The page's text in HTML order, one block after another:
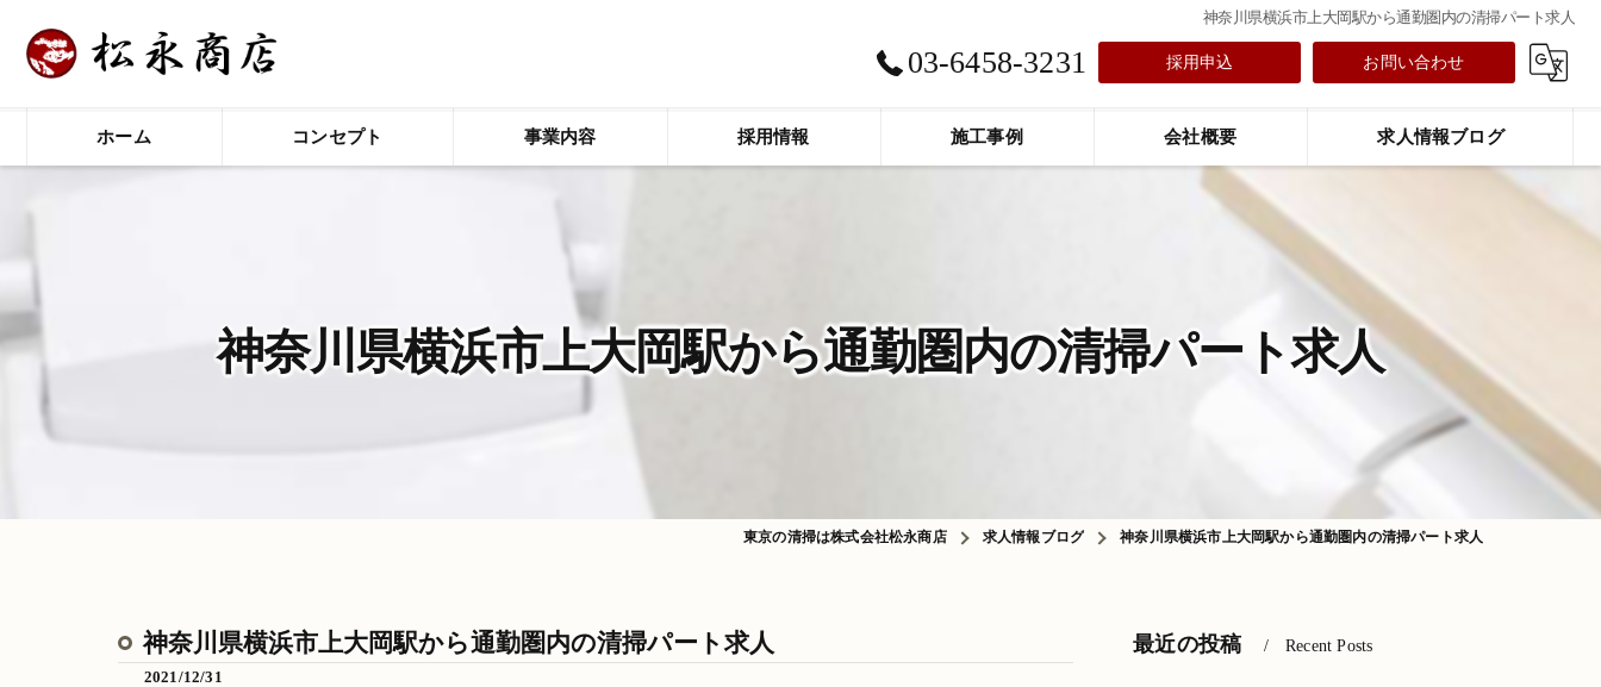
神奈川県横浜市上大岡駅から通勤圏内の清掃パート求人
03-6458-3231 採用申込 お問い合わせ
ホーム コンセプト 事業内容 採用情報 施工事例 会社概要 求人情報ブログ
神奈川県横浜市上大岡駅から通勤圏内の清掃パート求人
東京の清掃は株式会社松永商店 求人情報ブログ 神奈川県横浜市上大岡駅から通勤圏内の清掃パート求人
神奈川県横浜市上大岡駅から通勤圏内の清掃パート求人
2021/12/31
最近の投稿 Recent Posts